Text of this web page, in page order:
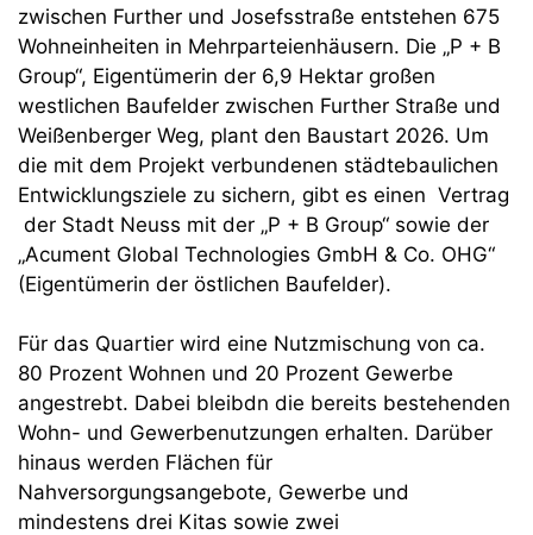
zwischen Further und Josefsstraße entstehen 675
Wohneinheiten in Mehrparteienhäusern. Die „P + B
Group“, Eigentümerin der 6,9 Hektar großen
westlichen Baufelder zwischen Further Straße und
Weißenberger Weg, plant den Baustart 2026. Um
die mit dem Projekt verbundenen städtebaulichen
Entwicklungsziele zu sichern, gibt es einen Vertrag
der Stadt Neuss mit der „P + B Group“ sowie der
„Acument Global Technologies GmbH & Co. OHG“
(Eigentümerin der östlichen Baufelder).
Für das Quartier wird eine Nutzmischung von ca.
80 Prozent Wohnen und 20 Prozent Gewerbe
angestrebt. Dabei bleibdn die bereits bestehenden
Wohn- und Gewerbenutzungen erhalten. Darüber
hinaus werden Flächen für
Nahversorgungsangebote, Gewerbe und
mindestens drei Kitas sowie zwei